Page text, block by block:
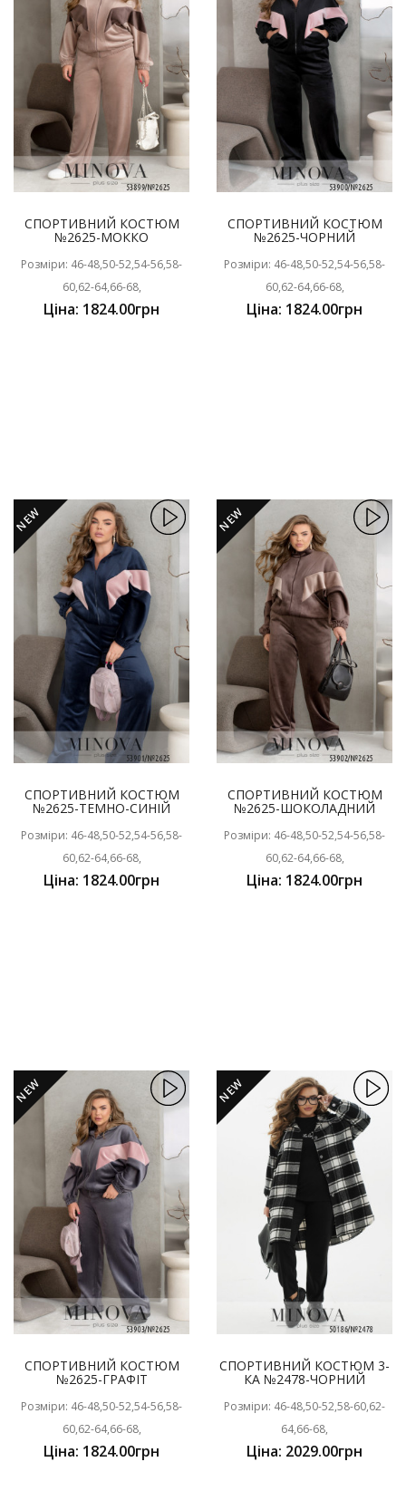
СПОРТИВНИЙ КОСТЮМ
№2625-МОККО
Розміри: 46-48,50-52,54-56,58-
60,62-64,66-68,
Ціна: 1824.00грн
СПОРТИВНИЙ КОСТЮМ
№2625-ЧОРНИЙ
Розміри: 46-48,50-52,54-56,58-
60,62-64,66-68,
Ціна: 1824.00грн
NEW
СПОРТИВНИЙ КОСТЮМ
№2625-ТЕМНО-СИНІЙ
Розміри: 46-48,50-52,54-56,58-
60,62-64,66-68,
Ціна: 1824.00грн
NEW
СПОРТИВНИЙ КОСТЮМ
№2625-ШОКОЛАДНИЙ
Розміри: 46-48,50-52,54-56,58-
60,62-64,66-68,
Ціна: 1824.00грн
NEW
СПОРТИВНИЙ КОСТЮМ
№2625-ГРАФІТ
Розміри: 46-48,50-52,54-56,58-
60,62-64,66-68,
Ціна: 1824.00грн
NEW
СПОРТИВНИЙ КОСТЮМ 3-
КА №2478-ЧОРНИЙ
Розміри: 46-48,50-52,58-60,62-
64,66-68,
Ціна: 2029.00грн